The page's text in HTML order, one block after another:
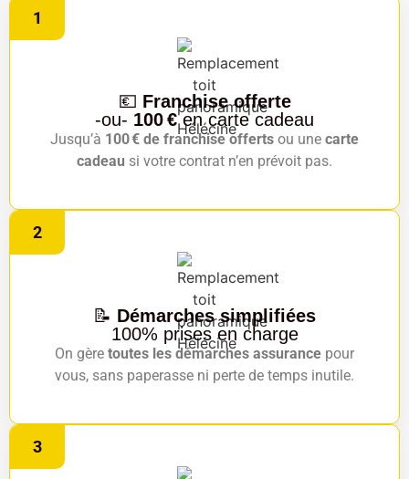
1
💶 Franchise offerte
-ou- 100 €en carte cadeau
Jusqu’à 100 € de franchise offerts ou une carte
cadeau si votre contrat n’en prévoit pas.
2
📝 Démarches simplifiées
100% prises en charge
On gère toutes les démarches assurance pour
vous, sans paperasse ni perte de temps inutile.
3